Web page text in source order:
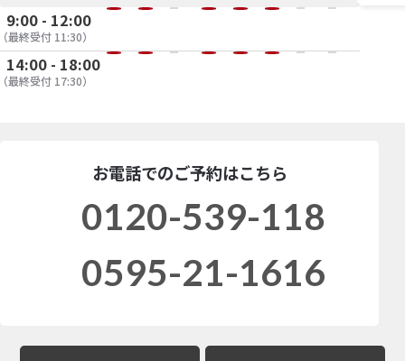
9:00 - 12:00
最終受付 11:30）
14:00 - 18:00
最終受付 17:30）
お電話でのご予約はこちら
0120-539-118
0595-21-1616